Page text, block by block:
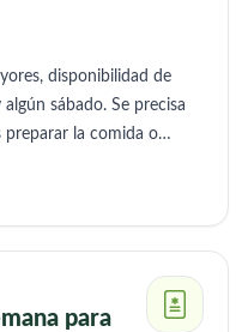
disponibilidad de
sábado. Se precisa
preparar la comida o
para